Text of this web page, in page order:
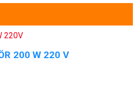
220V
200 W 220 V